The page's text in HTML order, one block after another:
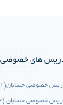
های خصوصی
خصوصی حسابان(1)
خصوصی حسابان (2)